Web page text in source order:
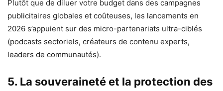
Plutôt que de diluer votre budget dans des campagnes
publicitaires globales et coûteuses, les lancements en
2026 s’appuient sur des micro-partenariats ultra-ciblés
(podcasts sectoriels, créateurs de contenu experts,
leaders de communautés).
5. La souveraineté et la protection des